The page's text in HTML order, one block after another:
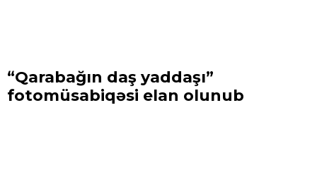
“Qarabağın daş yaddaşı”
fotomüsabiqəsi elan olunub